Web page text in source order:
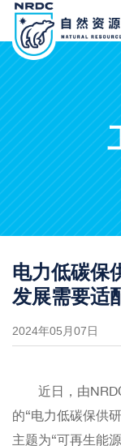
电力低碳保
发展需要适
2024年05月07日
近日，由
的“电力低碳保供
主题为“可再生能